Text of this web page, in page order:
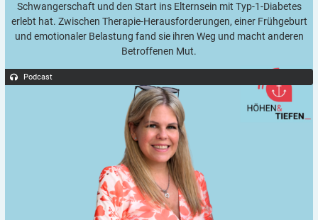
Schwangerschaft und den Start ins Elternsein mit Typ-1-Diabetes
erlebt hat. Zwischen Therapie-Herausforderungen, einer Frühgeburt
und emotionaler Belastung fand sie ihren Weg und macht anderen
Betroffenen Mut.
Podcast